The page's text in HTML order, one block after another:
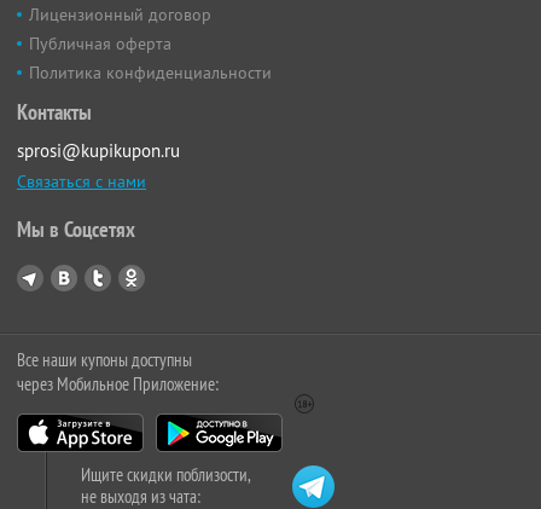
Лицензионный договор
Публичная оферта
Политика конфиденциальности
Контакты
sprosi@kupikupon.ru
Связаться с нами
Мы в Соцсетях
Все наши купоны доступны
через Мобильное Приложение:
Ищите скидки поблизости,
не выходя из чата: